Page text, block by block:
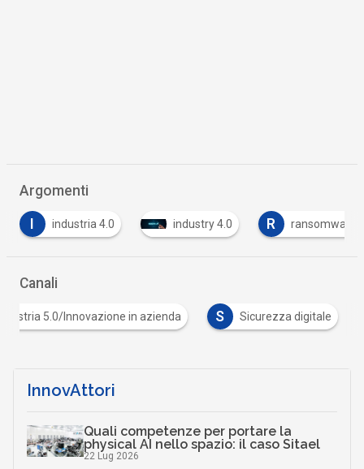
Argomenti
industry 4.0 R ransomware S Smart
Canali
Industria 5.0/Innovazione in azienda S Sicurezza
InnovAttori
Quali competenze per portare la
physical AI nello spazio: il caso Sitael
22 Lug 2026